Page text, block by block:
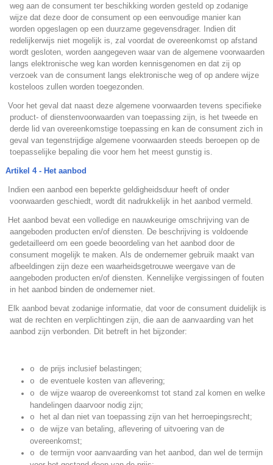
weg aan de consument ter beschikking worden gesteld op zodanige
wijze dat deze door de consument op een eenvoudige manier kan
worden opgeslagen op een duurzame gegevensdrager. Indien dit
redelijkerwijs niet mogelijk is, zal voordat de overeenkomst op afstand
wordt gesloten, worden aangegeven waar van de algemene voorwaarden
langs elektronische weg kan worden kennisgenomen en dat zij op
verzoek van de consument langs elektronische weg of op andere wijze
kosteloos zullen worden toegezonden.
Voor het geval dat naast deze algemene voorwaarden tevens specifieke
product- of dienstenvoorwaarden van toepassing zijn, is het tweede en
derde lid van overeenkomstige toepassing en kan de consument zich in
geval van tegenstrijdige algemene voorwaarden steeds beroepen op de
toepasselijke bepaling die voor hem het meest gunstig is.
Artikel 4 - Het aanbod
Indien een aanbod een beperkte geldigheidsduur heeft of onder
voorwaarden geschiedt, wordt dit nadrukkelijk in het aanbod vermeld.
Het aanbod bevat een volledige en nauwkeurige omschrijving van de
aangeboden producten en/of diensten. De beschrijving is voldoende
gedetailleerd om een goede beoordeling van het aanbod door de
consument mogelijk te maken. Als de ondernemer gebruik maakt van
afbeeldingen zijn deze een waarheidsgetrouwe weergave van de
aangeboden producten en/of diensten. Kennelijke vergissingen of fouten
in het aanbod binden de ondernemer niet.
Elk aanbod bevat zodanige informatie, dat voor de consument duidelijk is
wat de rechten en verplichtingen zijn, die aan de aanvaarding van het
aanbod zijn verbonden. Dit betreft in het bijzonder:
o de prijs inclusief belastingen;
o de eventuele kosten van aflevering;
o de wijze waarop de overeenkomst tot stand zal komen en welke
handelingen daarvoor nodig zijn;
o
het al dan niet van toepassing zijn van het herroepingsrecht;
o de wijze van betaling, aflevering of uitvoering van de
overeenkomst;
o de termijn voor aanvaarding van het aanbod, dan wel de termijn